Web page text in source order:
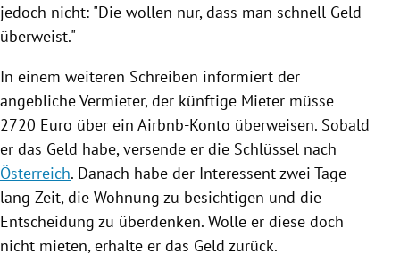
jedoch nicht: "Die wollen nur, dass man schnell Geld
überweist."
In einem weiteren Schreiben informiert der
angebliche Vermieter, der künftige Mieter müsse
2720 Euro über ein Airbnb-Konto überweisen. Sobald
er das Geld habe, versende er die Schlüssel nach
Österreich. Danach habe der Interessent zwei Tage
lang Zeit, die Wohnung zu besichtigen und die
Entscheidung zu überdenken. Wolle er diese doch
nicht mieten, erhalte er das Geld zurück.